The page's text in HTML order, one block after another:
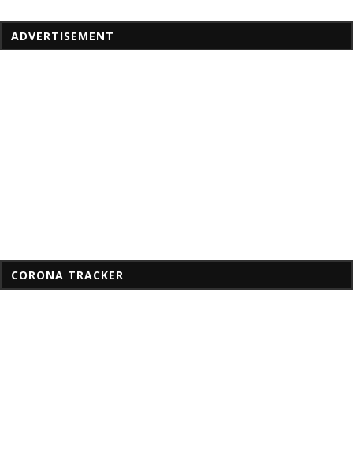
ADVERTISEMENT
CORONA TRACKER